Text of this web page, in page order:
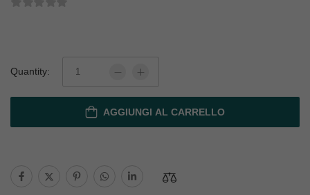
Quantity:
AGGIUNGI AL CARRELLO